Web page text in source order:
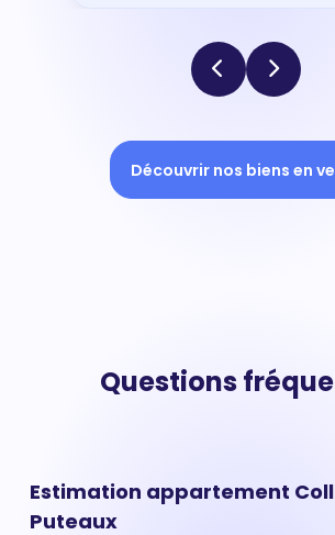
Découvrir nos biens en
Questions
Estimation appartement
Puteaux